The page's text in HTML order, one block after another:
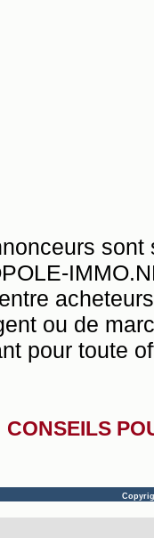
ou de
pour toute
CONSEILS